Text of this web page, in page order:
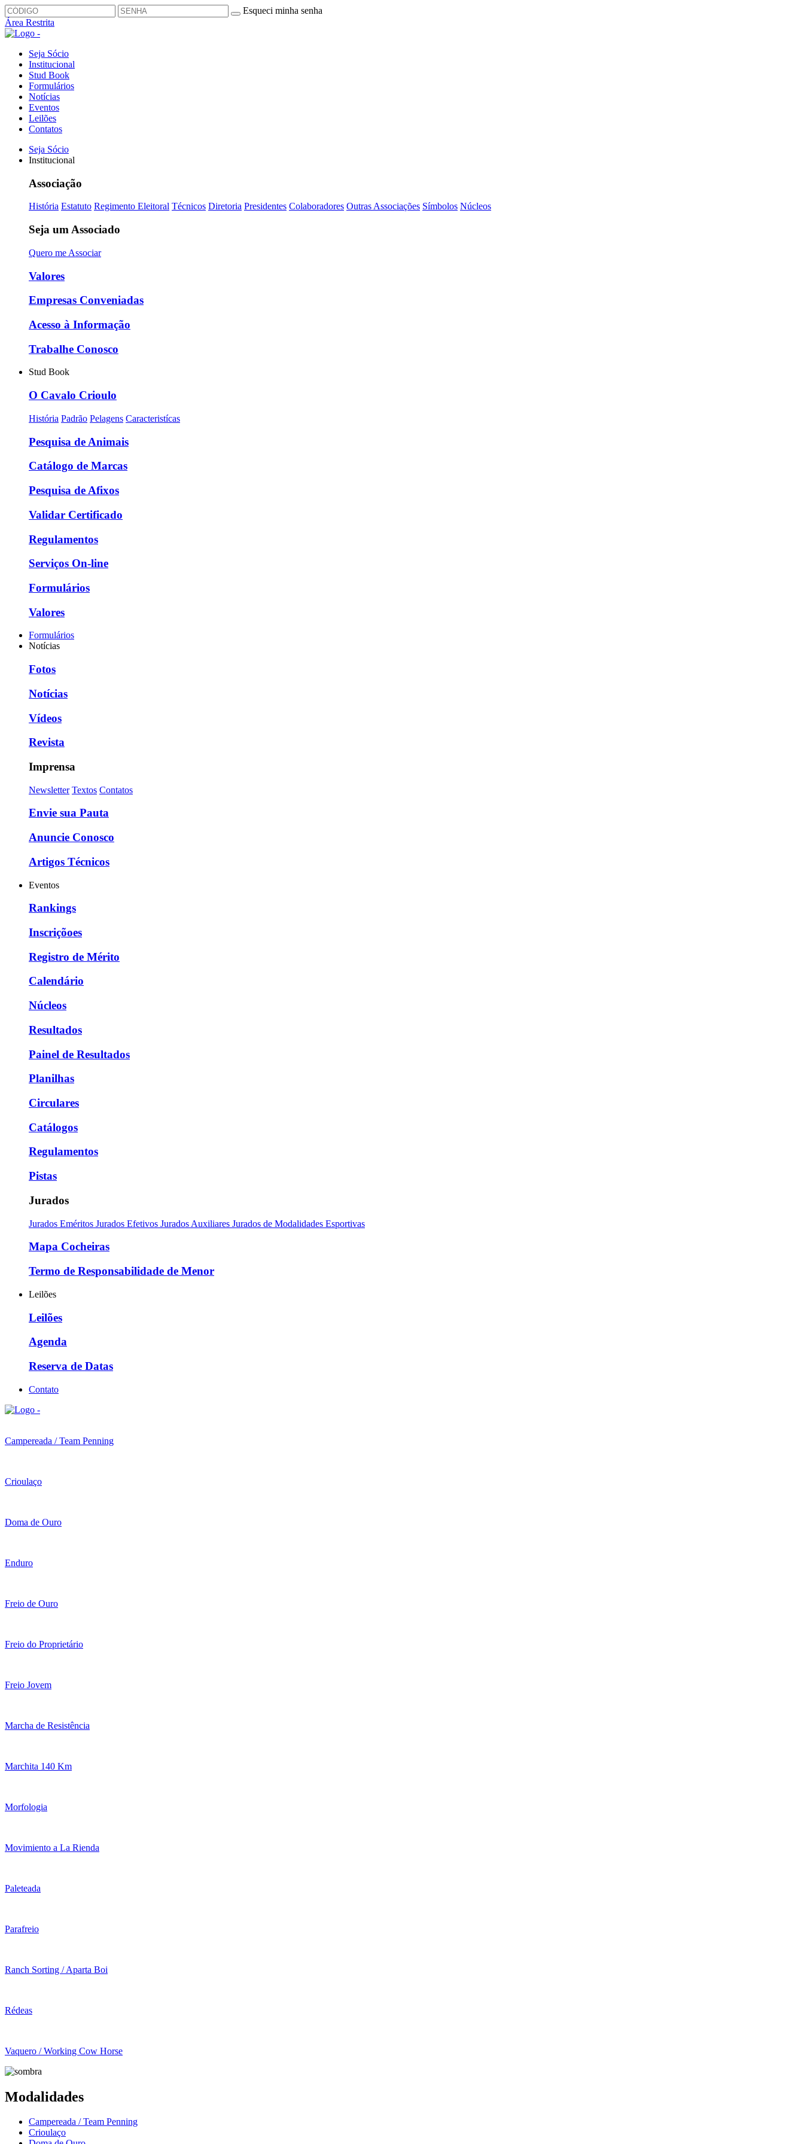
Esqueci minha senha
Área Restrita
Seja Sócio
Institucional
Stud Book
Formulários
Notícias
Eventos
Leilões
Contatos
Seja Sócio
Institucional
Associação
História Estatuto Regimento Eleitoral Técnicos Diretoria Presidentes Colaboradores Outras Associações Símbolos Núcleos
Seja um Associado
Quero me Associar
Valores
Empresas Conveniadas
Acesso à Informação
Trabalhe Conosco
Stud Book
O Cavalo Crioulo
História Padrão Pelagens Caracteristícas
Pesquisa de Animais
Catálogo de Marcas
Pesquisa de Afixos
Validar Certificado
Regulamentos
Serviços On-line
Formulários
Valores
Formulários
Notícias
Fotos
Notícias
Vídeos
Revista
Imprensa
Newsletter Textos Contatos
Envie sua Pauta
Anuncie Conosco
Artigos Técnicos
Eventos
Rankings
Inscriçõoes
Registro de Mérito
Calendário
Núcleos
Resultados
Painel de Resultados
Planilhas
Circulares
Catálogos
Regulamentos
Pistas
Jurados
Jurados Eméritos Jurados Efetivos Jurados Auxiliares Jurados de Modalidades Esportivas
Mapa Cocheiras
Termo de Responsabilidade de Menor
Leilões
Leilões
Agenda
Reserva de Datas
Contato
Campereada / Team Penning
Crioulaço
Doma de Ouro
Enduro
Freio de Ouro
Freio do Proprietário
Freio Jovem
Marcha de Resistência
Marchita 140 Km
Morfologia
Movimiento a La Rienda
Paleteada
Parafreio
Ranch Sorting / Aparta Boi
Rédeas
Vaquero / Working Cow Horse
Modalidades
Campereada / Team Penning
Crioulaço